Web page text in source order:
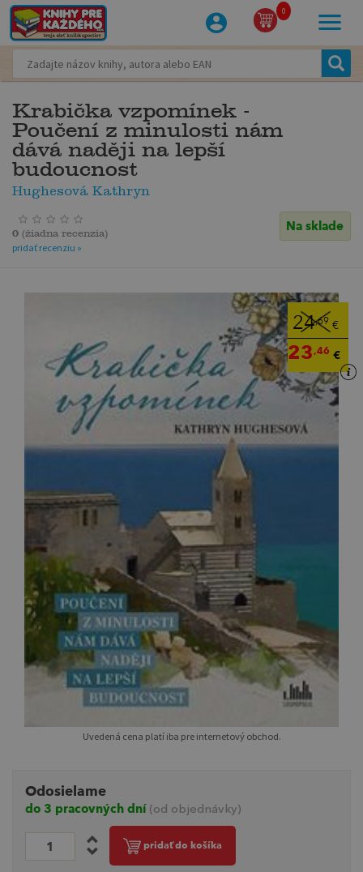
0
Krabička vzpomínek -
Poučení z minulosti nám
dává naději na lepší
budoucnost
Hughesová Kathryn
Na sklade
0 (žiadna recenzia)
pridať recenziu »
24,69 €
23,46 €
Uvedená cena platí iba pre internetový obchod.
Odosielame
do 3 pracovných dní (od objednávky)
pridať do košíka